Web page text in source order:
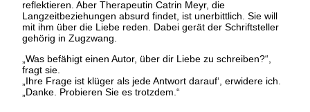
reflektieren. Aber Therapeutin Catrin Meyr, die
Langzeitbeziehungen absurd findet, ist unerbittlich. Sie will
mit ihm über die Liebe reden. Dabei gerät der Schriftsteller
gehörig in Zugzwang.
„Was befähigt einen Autor, über dir Liebe zu schreiben?“,
fragt sie.
„Ihre Frage ist klüger als jede Antwort darauf‘, erwidere ich.
„Danke. Probieren Sie es trotzdem.“